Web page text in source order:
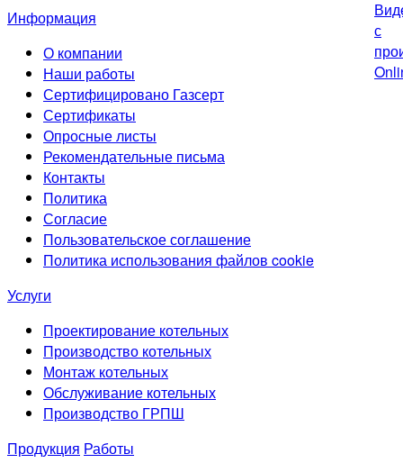
Информация
О компании
Наши работы
Сертифицировано Газсерт
Сертификаты
Опросные листы
Рекомендательные письма
Контакты
Политика
Согласие
Пользовательское соглашение
Политика использования файлов cookie
Услуги
Проектирование котельных
Производство котельных
Монтаж котельных
Обслуживание котельных
Производство ГРПШ
Продукция Работы